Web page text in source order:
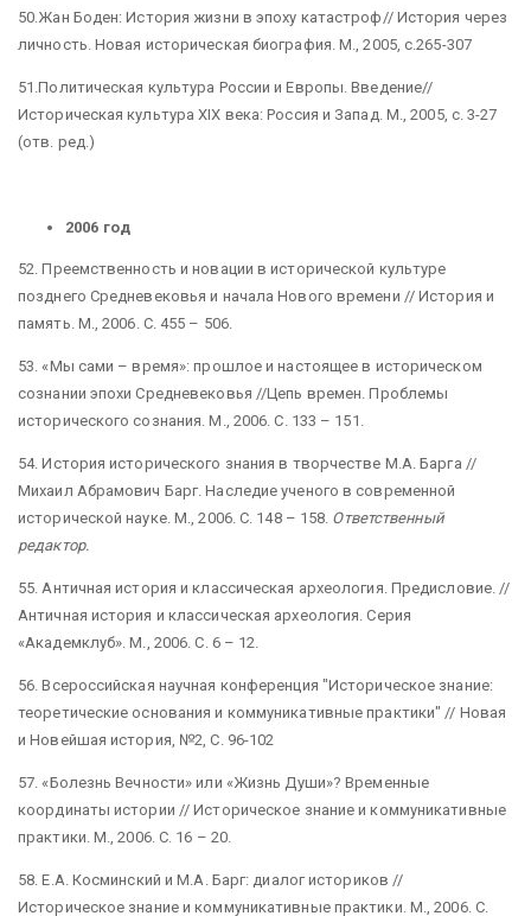
50.Жан Боден: История жизни в эпоху катастроф// История через
личность. Новая историческая биография. М., 2005, с.265-307
51.Политическая культура России и Европы. Введение//
Историческая культура XIX века: Россия и Запад. М., 2005, с. 3-27
(отв. ред.)
2006 год
52. Преемственность и новации в исторической культуре
позднего Средневековья и начала Нового времени // История и
память. М., 2006. С. 455 – 506.
53. «Мы сами – время»: прошлое и настоящее в историческом
сознании эпохи Средневековья //Цепь времен. Проблемы
исторического сознания. М., 2006. С. 133 – 151.
54. История исторического знания в творчестве М.А. Барга //
Михаил Абрамович Барг. Наследие ученого в современной
исторической науке. М., 2006. С. 148 – 158. Ответственный
редактор.
55. Античная история и классическая археология. Предисловие. //
Античная история и классическая археология. Серия
«Академклуб». М., 2006. С. 6 – 12.
56. Всероссийская научная конференция "Историческое знание:
теоретические основания и коммуникативные практики" // Новая
и Новейшая история, №2, С. 96-102
57. «Болезнь Вечности» или «Жизнь Души»? Временные
координаты истории // Историческое знание и коммуникативные
практики. М., 2006. С. 16 – 20.
58. Е.А. Косминский и М.А. Барг: диалог историков //
Историческое знание и коммуникативные практики. М., 2006. С.